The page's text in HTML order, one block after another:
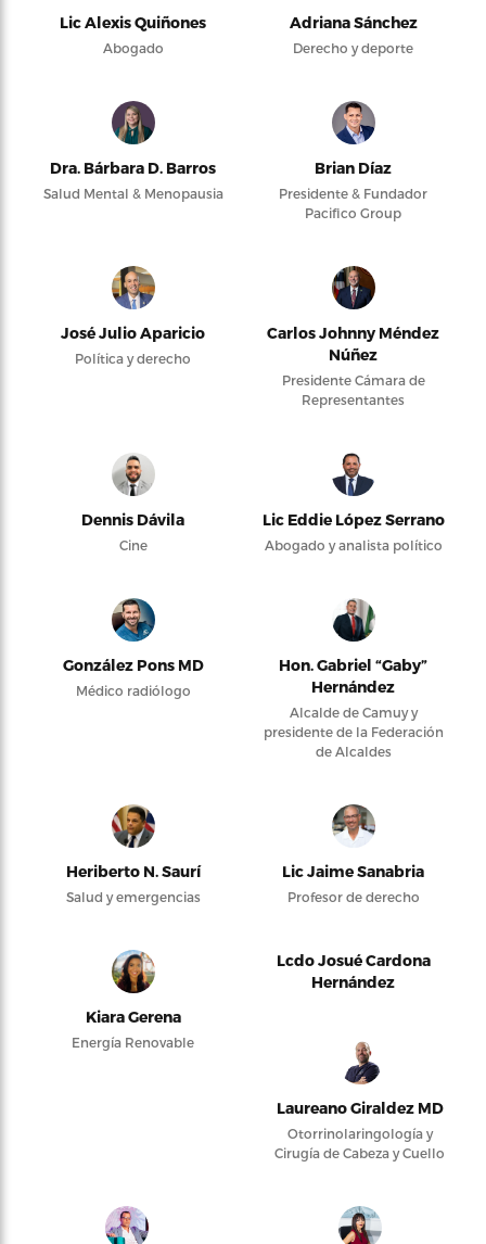
Lic Alexis Quiñones
Abogado
Adriana Sánchez
Derecho y deporte
Dra. Bárbara D. Barros
Salud Mental & Menopausia
Brian Díaz
Presidente & Fundador
Pacifico Group
José Julio Aparicio
Política y derecho
Carlos Johnny Méndez
Núñez
Presidente Cámara de
Representantes
Dennis Dávila
Cine
Lic Eddie López Serrano
Abogado y analista político
González Pons MD
Médico radiólogo
Hon. Gabriel “Gaby”
Hernández
Alcalde de Camuy y
presidente de la Federación
de Alcaldes
Heriberto N. Saurí
Salud y emergencias
Lic Jaime Sanabria
Profesor de derecho
Kiara Gerena
Energía Renovable
Lcdo Josué Cardona
Hernández
Laureano Giraldez MD
Otorrinolaringología y
Cirugía de Cabeza y Cuello